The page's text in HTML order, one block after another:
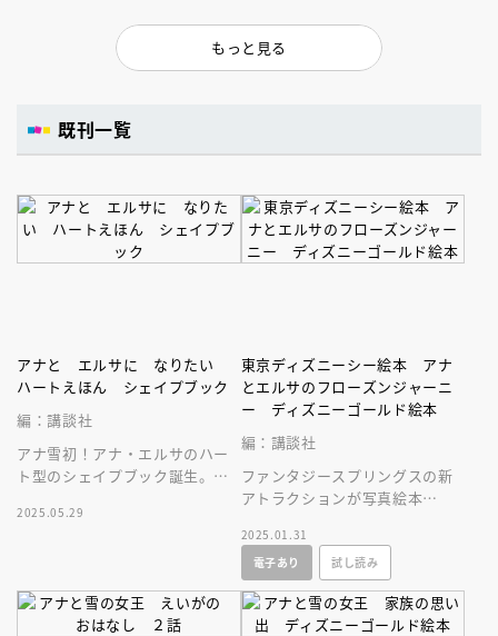
もっと見る
既刊一覧
アナと エルサに なりたい
ハートえほん シェイプブック
編：講談社
アナ雪初！アナ・エルサのハー
ト型のシェイプブック誕生。形
い！よめばアナ・エルサになれ
2025.05.29
東京ディズニーシー絵本 アナ
とエルサのフローズンジャーニ
ー ディズニーゴールド絵本
編：講談社
ファンタジースプリングスの新
アトラクションが写真絵本
アトラクションを絵本で何度も
楽しめます。
2025.01.31
電子あり
試し読み